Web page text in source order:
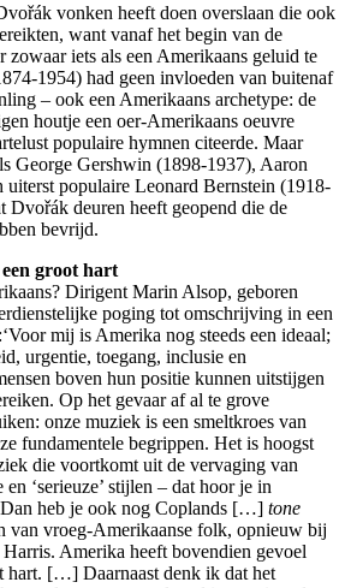
vonken heeft doen overslaan die ook
want vanaf het begin van de
zowaar iets als een Amerikaans geluid te
1954) had geen invloeden van buitenaf
– ook een Amerikaans archetype: de
houtje een oer-Amerikaans oeuvre
populaire hymnen citeerde. Maar
George Gershwin (1898-1937), Aaron
uiterst populaire Leonard Bernstein (1918-
Dvořák deuren heeft geopend die de
bevrijd.
groot hart
Dirigent Marin Alsop, geboren
poging tot omschrijving in een
mij is Amerika nog steeds een ideaal;
urgentie, toegang, inclusie en
boven hun positie kunnen uitstijgen
Op het gevaar af al te grove
onze muziek is een smeltkroes van
fundamentele begrippen. Het is hoogst
die voortkomt uit de vervaging van
‘serieuze’ stijlen – dat hoor je in
heb je ook nog Coplands […] tone
van vroeg-Amerikaanse folk, opnieuw bij
Amerika heeft bovendien gevoel
hart. […] Daarnaast denk ik dat het